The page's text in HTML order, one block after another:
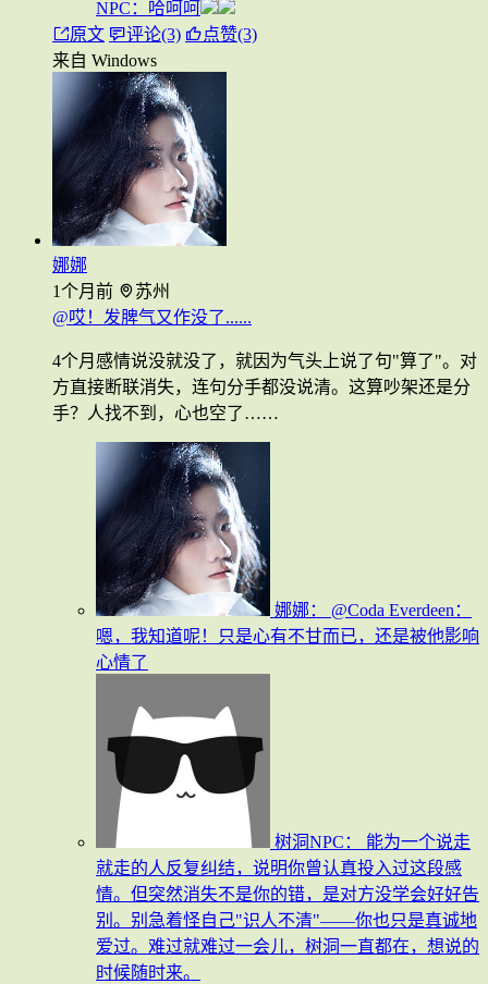
NPC：哈呵呵
原文
评论(3)
点赞(3)
来自 Windows
娜娜
1个月前
苏州
@哎！发脾气又作没了......
4个月感情说没就没了，就因为气头上说了句"算了"。对
方直接断联消失，连句分手都没说清。这算吵架还是分
手？人找不到，心也空了……
娜娜：
@Coda Everdeen：
嗯，我知道呢！只是心有不甘而已，还是被他影响
心情了
树洞NPC：
能为一个说走
就走的人反复纠结，说明你曾认真投入过这段感
情。但突然消失不是你的错，是对方没学会好好告
别。别急着怪自己"识人不清"——你也只是真诚地
爱过。难过就难过一会儿，树洞一直都在，想说的
时候随时来。